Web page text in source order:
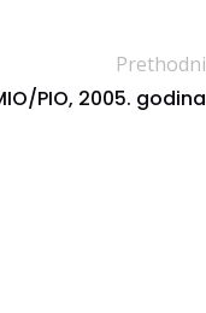
Prethodni
PIO, 2005. godina